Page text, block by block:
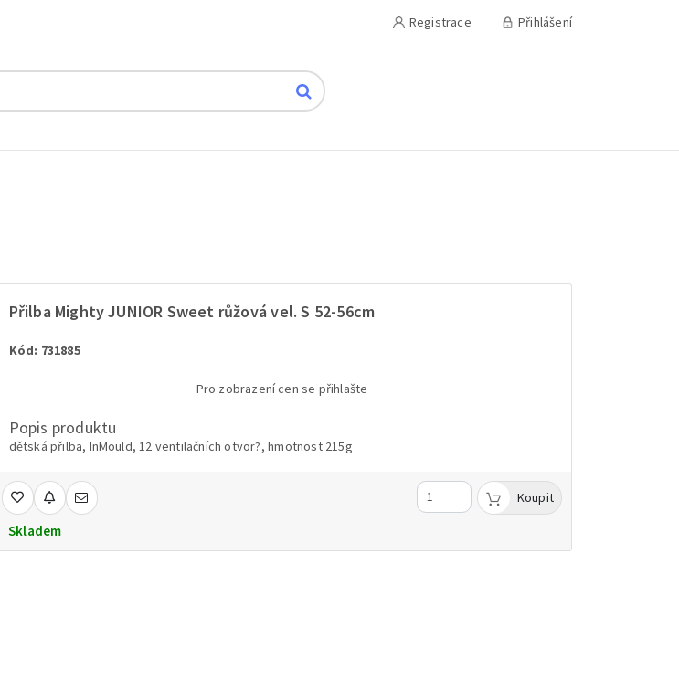
Registrace Přihlášení
Přilba Mighty JUNIOR Sweet růžová vel. S 52-56cm
Kód: 731885
Pro zobrazení cen se přihlašte
Popis produktu
dětská přilba, InMould, 12 ventilačních otvor?, hmotnost 215g
Skladem
Koupit